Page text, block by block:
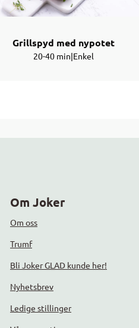
Grillspyd med nypotet
20-40 min|Enkel
Om Joker
Om oss
Trumf
Bli Joker GLAD kunde her!
Nyhetsbrev
Ledige stillinger